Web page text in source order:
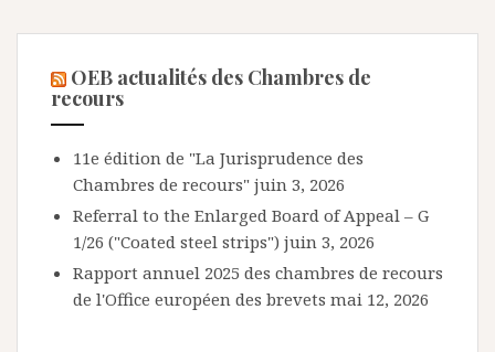
OEB actualités des Chambres de
recours
11e édition de "La Jurisprudence des
Chambres de recours" juin 3, 2026
Referral to the Enlarged Board of Appeal – G
1/26 ("Coated steel strips") juin 3, 2026
Rapport annuel 2025 des chambres de recours
de l'Office européen des brevets mai 12, 2026